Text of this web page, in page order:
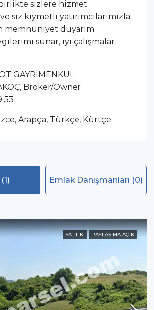
sizlere hizmet
siz kıymetli yatırımcılarımızla
memnuniyet duyarım.
sunar, iyi çalışmalar
GAYRİMENKUL
Broker/Owner
53
Arapça, Türkçe, Kürtçe
Emlak Danışmanları (0)
SATILIK PAYLAŞIMA AÇIK